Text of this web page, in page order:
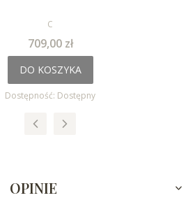
PRODUCENT
C
Cena
709,00 zł
DO KOSZYKA
Dostępność: Dostępny
OPINIE